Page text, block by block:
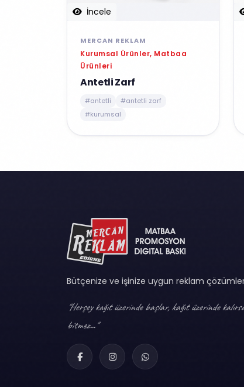
İncele
MERCAN REKLAM
Kurumsal Ürünler, Matbaa
Ürünleri
Antetli Zarf
#antetli
#antetli zarf
#kurumsal
Bütçenize ve işinize uygun reklam
"Herşey kağıt üzerinde başlar, kağıt üzerinde
bitmez..."